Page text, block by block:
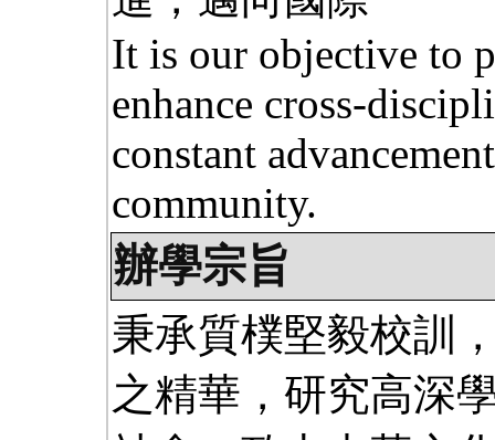
It is our objective to
enhance cross-
constant
community.
辦學宗旨
秉承質樸堅毅校訓
之精華，研究高深